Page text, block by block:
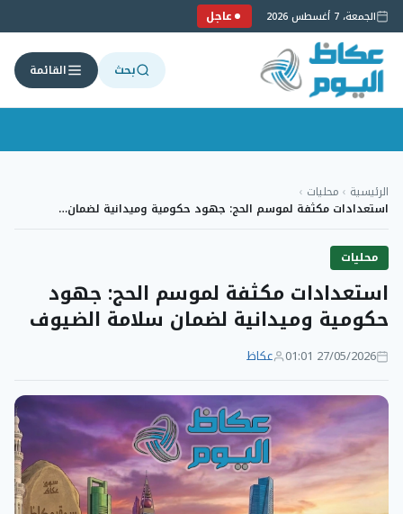
الجمعة، 7 أغسطس 2026 عاجل
بحث القائمة
إلى
المحتوى
الرئيسية › محليات ›
استعدادات مكثفة لموسم الحج: جهود حكومية وميدانية لضمان…
محليات
استعدادات مكثفة لموسم الحج: جهود
حكومية وميدانية لضمان سلامة الضيوف
27/05/2026 01:01 عكاظ